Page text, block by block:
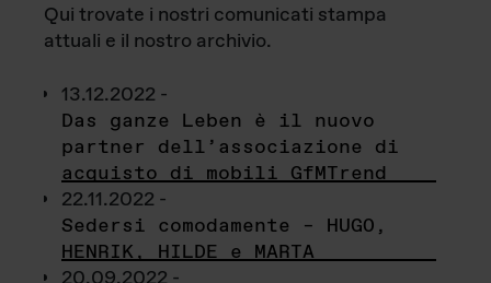
Qui trovate i nostri comunicati stampa
attuali e il nostro archivio.
13.12.2022 -
Das ganze Leben è il nuovo
partner dell’associazione di
acquisto di mobili GfMTrend
22.11.2022 -
Sedersi comodamente – HUGO,
HENRIK, HILDE e MARTA
20.09.2022 -